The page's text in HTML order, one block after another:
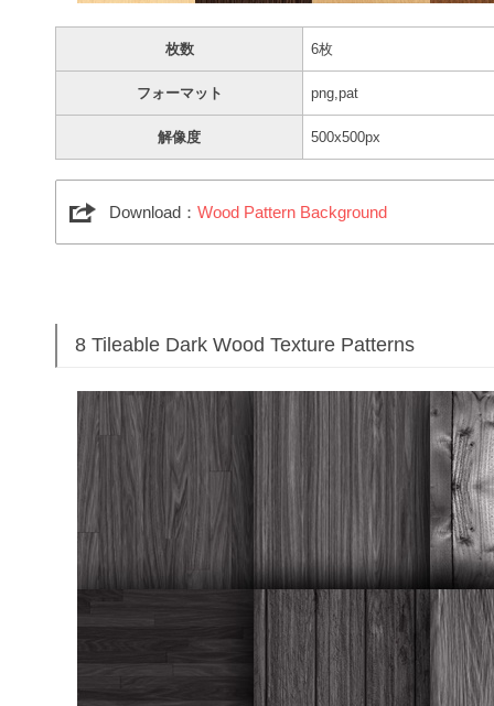
枚数 6枚
フォーマット png,pat
解像度 500x500px
Download： Wood Pattern Background
8 Tileable Dark Wood Texture Patterns